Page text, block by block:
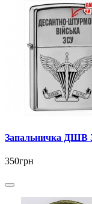
Запальничка ДШВ
350грн